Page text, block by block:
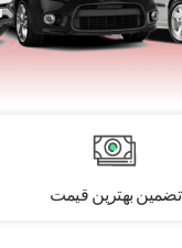
تضمین بهترین قیمت